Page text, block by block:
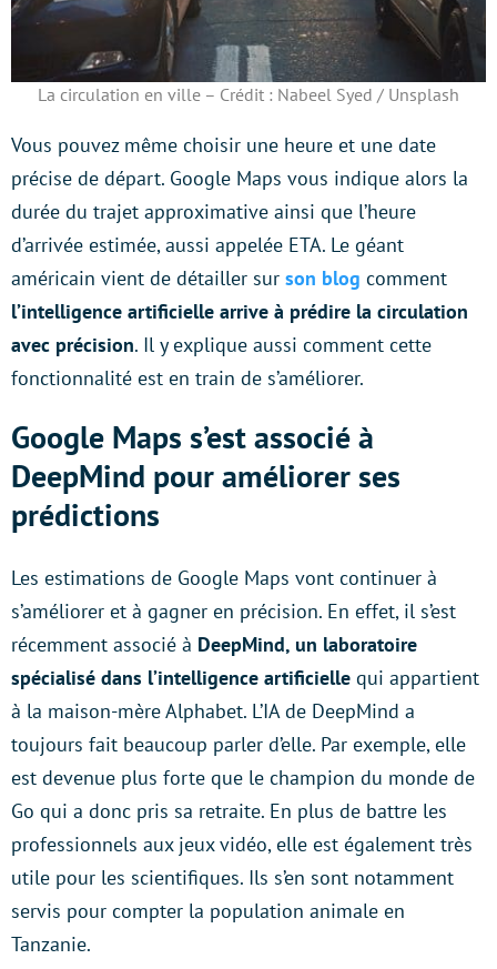
La circulation en ville – Crédit : Nabeel Syed / Unsplash
Vous pouvez même choisir une heure et une date
précise de départ. Google Maps vous indique alors la
durée du trajet approximative ainsi que l’heure
d’arrivée estimée, aussi appelée ETA. Le géant
américain vient de détailler sur son blog comment
l’intelligence artificielle arrive à prédire la circulation
avec précision. Il y explique aussi comment cette
fonctionnalité est en train de s’améliorer.
Google Maps s’est associé à
DeepMind pour améliorer ses
prédictions
Les estimations de Google Maps vont continuer à
s’améliorer et à gagner en précision. En effet, il s’est
récemment associé à DeepMind, un laboratoire
spécialisé dans l’intelligence artificielle qui appartient
à la maison-mère Alphabet. L’IA de DeepMind a
toujours fait beaucoup parler d’elle. Par exemple, elle
est devenue plus forte que le champion du monde de
Go qui a donc pris sa retraite. En plus de battre les
professionnels aux jeux vidéo, elle est également très
utile pour les scientifiques. Ils s’en sont notamment
servis pour compter la population animale en
Tanzanie.